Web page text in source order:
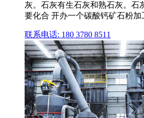
灰。石灰有生石灰和熟石灰。石
要化合 开办一个碳酸钙矿石粉
联系电话: 180 3780 8511